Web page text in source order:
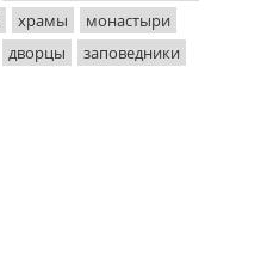
храмы
монастыри
дворцы
заповедники